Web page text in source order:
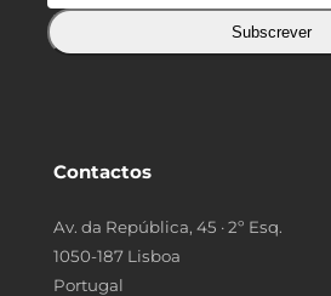
Subscrever
Contactos
Av. da República, 45 · 2º Esq.
1050-187 Lisboa
Portugal